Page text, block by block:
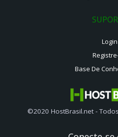
Login
Base De
©2020 HostBrasil.net -